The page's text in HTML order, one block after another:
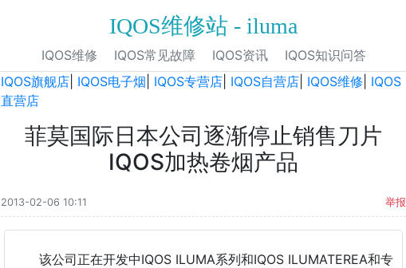
IQOS维修站 - iluma
IQOS维修 IQOS常见故障 IQOS资讯
IQOS知识问答
IQOS旗舰店 IQOS电子烟 IQOS专营店 IQOS自营店 IQOS维修 IQOS
直营店
菲莫国际日本公司逐渐停止销售刀片
IQOS加热卷烟产品
2013-02-06 10:11 举报
该公司正在开发中IQOS ILUMA系列和IQOS ILUMATEREA和专